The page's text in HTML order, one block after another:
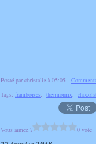
Posté par christalie à 05:05 -
Tags: framboises, thermomix,
Vous aimez ? 0 vote